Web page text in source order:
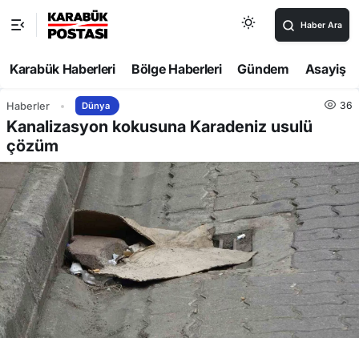
Haber Ara
Karabük Haberleri Bölge Haberleri Gündem Asayiş
Haberler Dünya 36
Kanalizasyon kokusuna Karadeniz usulü
çözüm